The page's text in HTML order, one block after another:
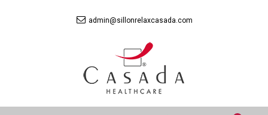
admin@sillonrelaxcasada.com